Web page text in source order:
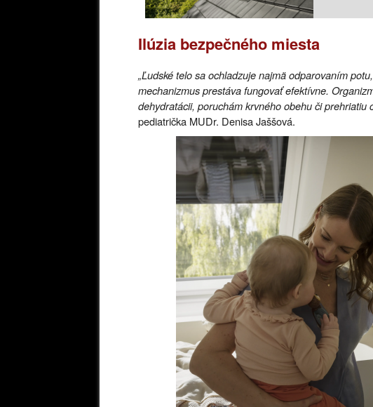
Ilúzia bezpečného miesta
„Ľudské telo sa ochladzuje najmä odparovaním
mechanizmus prestáva fungovať efektívne.
dehydratácii, poruchám krvného obehu či prehriatiu
pediatrička MUDr. Denisa Jaššová.